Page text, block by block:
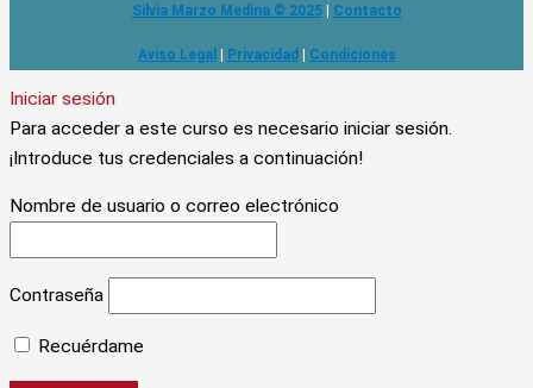
Silvia Marzo Medina © 2025| Contacto
Aviso Legal Privacidad Condiciones
Iniciar sesión
Para acceder a este curso es necesario iniciar sesión.
¡Introduce tus credenciales a continuación!
Nombre de usuario o correo electrónico
Contraseña
Recuérdame